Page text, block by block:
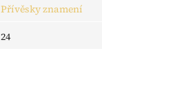
Přívěsky znamení
24